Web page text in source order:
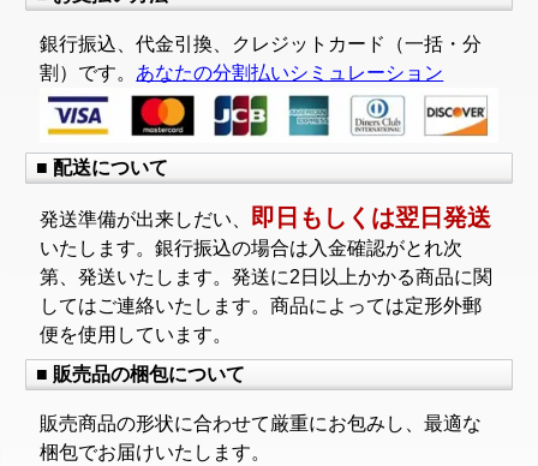
銀行振込、代金引換、クレジットカード（一括・分
割）です。 あなたの分割払いシミュレーション
■ 配送について
発送準備が出来しだい、 即日もしくは翌日発送
いたします。銀行振込の場合は入金確認がとれ次
第、発送いたします。発送に2日以上かかる商品に関
してはご連絡いたします。商品によっては定形外郵
便を使用しています。
■ 販売品の梱包について
販売商品の形状に合わせて厳重にお包みし、最適な
梱包でお届けいたします。